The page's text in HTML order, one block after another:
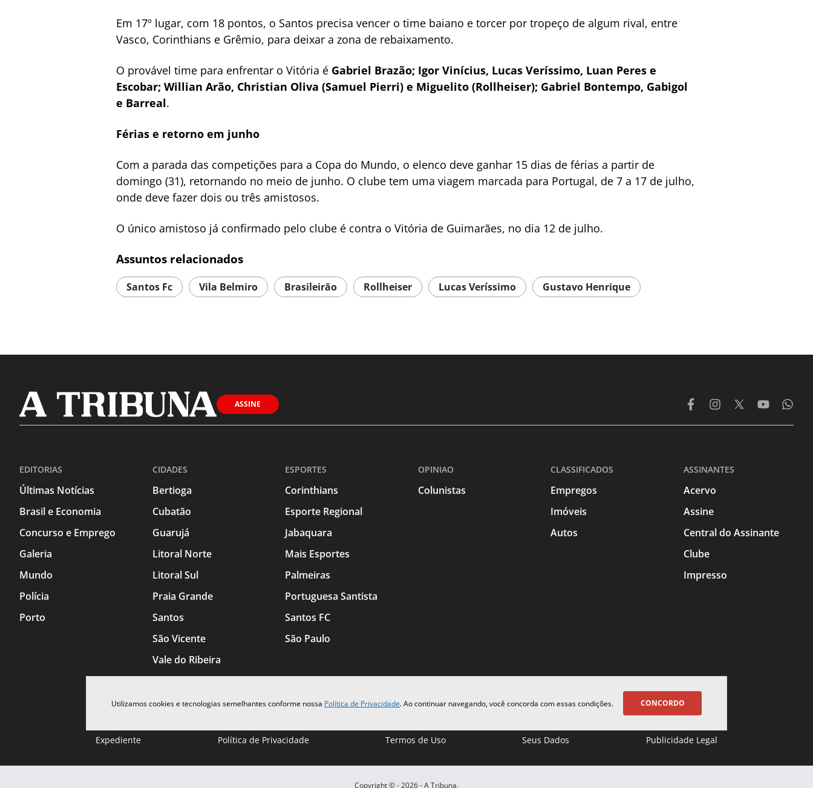
Em 17º lugar, com 18 pontos, o Santos precisa vencer o time baiano e torcer por tropeço de algum rival, entre
Vasco, Corinthians e Grêmio, para deixar a zona de rebaixamento.
O provável time para enfrentar o Vitória é Gabriel Brazão; Igor Vinícius, Lucas Veríssimo, Luan Peres e
Escobar; Willian Arão, Christian Oliva (Samuel Pierri) e Miguelito (Rollheiser); Gabriel Bontempo, Gabigol
e Barreal.
Férias e retorno em junho
Com a parada das competições para a Copa do Mundo, o elenco deve ganhar 15 dias de férias a partir de
domingo (31), retornando no meio de junho. O clube tem uma viagem marcada para Portugal, de 7 a 17 de julho,
onde deve fazer dois ou três amistosos.
O único amistoso já confirmado pelo clube é contra o Vitória de Guimarães, no dia 12 de julho.
Assuntos relacionados
Santos Fc Vila Belmiro Brasileirão Rollheiser Lucas Veríssimo Gustavo Henrique
Utilizamos cookies e tecnologias semelhantes conforme nossa Política de Privacidade. Ao continuar navegando, você concorda com essas condições. CONCORDO
ASSINE
EDITORIAS
Últimas Notícias
Brasil e Economia
Concurso e Emprego
Galeria
Mundo
Polícia
Porto
CIDADES
Bertioga
Cubatão
Guarujá
Litoral Norte
Litoral Sul
Praia Grande
Santos
São Vicente
Vale do Ribeira
ESPORTES
Corinthians
Esporte Regional
Jabaquara
Mais Esportes
Palmeiras
Portuguesa Santista
Santos FC
São Paulo
OPINIAO
Colunistas
CLASSIFICADOS
Empregos
Imóveis
Autos
ASSINANTES
Acervo
Assine
Central do Assinante
Clube
Impresso
Expediente Política de Privacidade Termos de Uso Seus Dados Publicidade Legal
Copyright © -2026- A Tribuna.